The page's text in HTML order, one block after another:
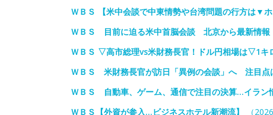
ＷＢＳ 【米中会談で中東情勢や台湾問題の行方は▼
ＷＢＳ 目前に迫る米中首脳会談 北京から最新情報
ＷＢＳ ▽高市総理vs米財務長官！ドル円相場は▽1キ
ＷＢＳ 米財務長官が訪日「異例の会談」へ 注目点
ＷＢＳ 自動車、ゲーム、通信で注目の決算…イラン
ＷＢＳ【外資が参入…ビジネスホテル新潮流】
（